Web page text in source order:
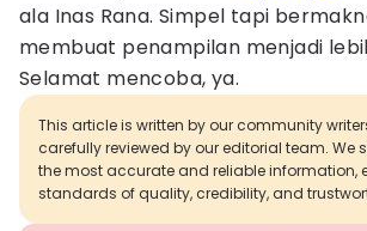
ala Inas Rana. Simpel tapi
membuat penampilan menjadi
Selamat mencoba, ya.
This article is written by our community
carefully reviewed by our editorial team. We
the most accurate and reliable information,
standards of quality, credibility, and